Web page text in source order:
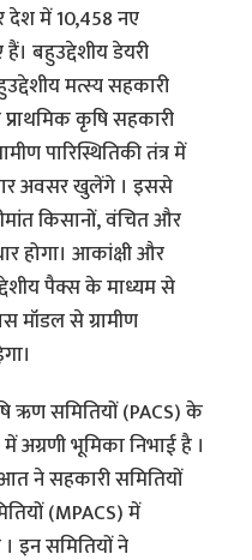
देश में 10,458 नए
बहुउद्देशीय डेयरी
मत्स्य सहकारी
कृषि सहकारी
पारिस्थितिकी तंत्र में
अवसर खुलेंगे । इससे
किसानों, वंचित और
होगा। आकांक्षी और
पैक्स के माध्यम से
मॉडल से ग्रामीण
ऋण समितियों (PACS) के
भूमिका निभाई है ।
ने सहकारी समितियों
(MPACS) में
इन समितियों ने